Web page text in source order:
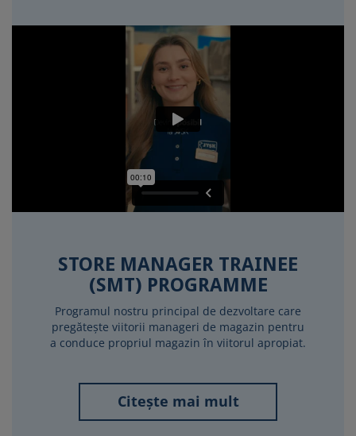
STORE MANAGER TRAINEE
(SMT) PROGRAMME
Programul nostru principal de dezvoltare care
pregătește viitorii manageri de magazin pentru
a conduce propriul magazin în viitorul apropiat.
Citește mai mult